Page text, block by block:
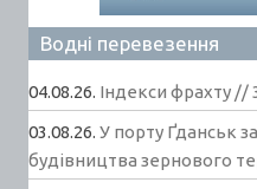
Водні перевезення
04.08.26. Індекси фрахту //
03.08.26. У порту Ґданськ
будівництва зернового